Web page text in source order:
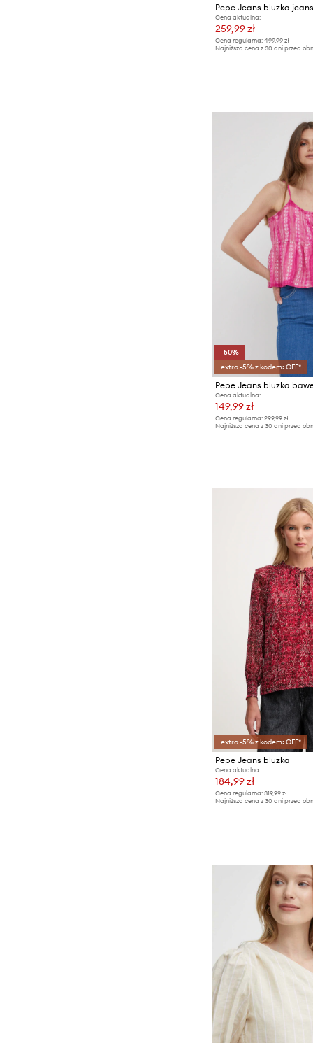
Pepe Jeans bluzka
Cena aktualna:
259,99 zł
Cena regularna: 499,99 zł
Najniższa cena z 30 dni przed
-50%
extra -5% z kodem: OFF*
Pepe Jeans bluzka
Cena aktualna:
149,99 zł
Cena regularna: 299,99 zł
Najniższa cena z 30 dni przed
extra -5% z kodem: OFF*
Pepe Jeans bluzka
Cena aktualna:
184,99 zł
Cena regularna: 319,99 zł
Najniższa cena z 30 dni przed